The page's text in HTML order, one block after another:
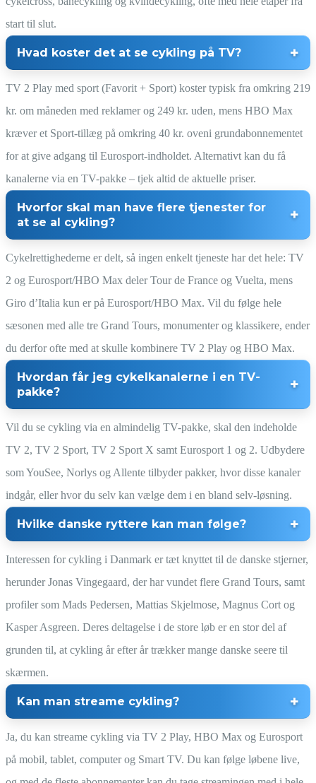
start til slut.
Hvad koster det at se cykling på TV?
TV 2 Play med sport (Favorit + Sport) koster typisk fra omkring 219
kr. om måneden med reklamer og 249 kr. uden, mens HBO Max
kræver et Sport-tillæg på omkring 40 kr. oveni grundabonnementet
for at give adgang til Eurosport-indholdet. Alternativt kan du få
kanalerne via en TV-pakke – tjek altid de aktuelle priser.
Hvorfor skal man have flere tjenester for
at se al cykling?
Cykelrettighederne er delt, så ingen enkelt tjeneste har det hele: TV
2 og Eurosport/HBO Max deler Tour de France og Vuelta, mens
Giro d’Italia kun er på Eurosport/HBO Max. Vil du følge hele
sæsonen med alle tre Grand Tours, monumenter og klassikere, ender
du derfor ofte med at skulle kombinere TV 2 Play og HBO Max.
Hvordan får jeg cykelkanalerne i en TV-
pakke?
Vil du se cykling via en almindelig TV-pakke, skal den indeholde
TV 2, TV 2 Sport, TV 2 Sport X samt Eurosport 1 og 2. Udbydere
som YouSee, Norlys og Allente tilbyder pakker, hvor disse kanaler
indgår, eller hvor du selv kan vælge dem i en bland selv-løsning.
Hvilke danske ryttere kan man følge?
Interessen for cykling i Danmark er tæt knyttet til de danske stjerner,
herunder Jonas Vingegaard, der har vundet flere Grand Tours, samt
profiler som Mads Pedersen, Mattias Skjelmose, Magnus Cort og
Kasper Asgreen. Deres deltagelse i de store løb er en stor del af
grunden til, at cykling år efter år trækker mange danske seere til
skærmen.
Kan man streame cykling?
Ja, du kan streame cykling via TV 2 Play, HBO Max og Eurosport
på mobil, tablet, computer og Smart TV. Du kan følge løbene live,